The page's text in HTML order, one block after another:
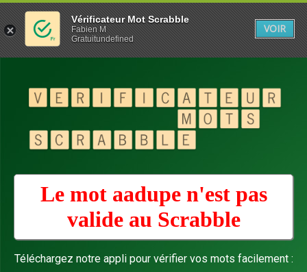
Le mot aadupe n'est pas
valide au Scrabble
Téléchargez notre appli pour vérifier vos mots facilement :
Vérificateur Mot Scrabble
Fabien M
Gratuitundefined
VOIR